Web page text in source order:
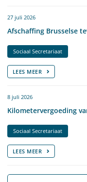
27 juli 2026
Afschaffing Brusselse
Sociaal Secretariaat
LEES MEER
8 juli 2026
Kilometervergoeding
Sociaal Secretariaat
LEES MEER